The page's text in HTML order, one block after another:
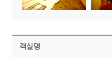
객실명